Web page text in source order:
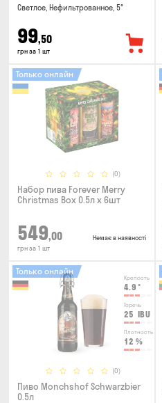
Светлое, Нефильтрованное, 5°
99,50
грн за 1 шт
(0)
Только онлайн
Набор пива Forever Merry
Christmas Box 0.5л x 6шт
549,00
грн за 1 шт
Немає в наявності
Крепость
4.9 °
Горечь
25 IBU
Плотность
12 %
(0)
Только онлайн
Пиво Monchshof Schwarzbier
0.5л